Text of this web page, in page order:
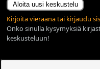
Aloita uusi keskustelu
Kirjoita vieraana tai kirjaudu
Onko sinulla kysymyksiä
keskusteluun!